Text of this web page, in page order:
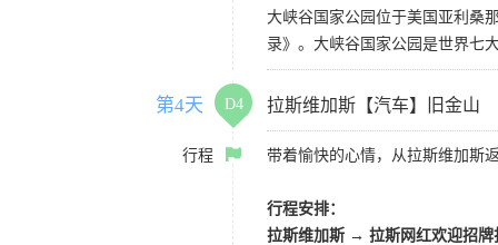
大峡谷国家公园位于美国亚利桑
录》。大峡谷国家公园是世界七
第4天 D4 拉斯维加斯【汽车】旧金山
行程 带着愉快的心情，从拉斯维加斯
行程安排：
拉斯维加斯 → 拉斯网红欢迎招牌